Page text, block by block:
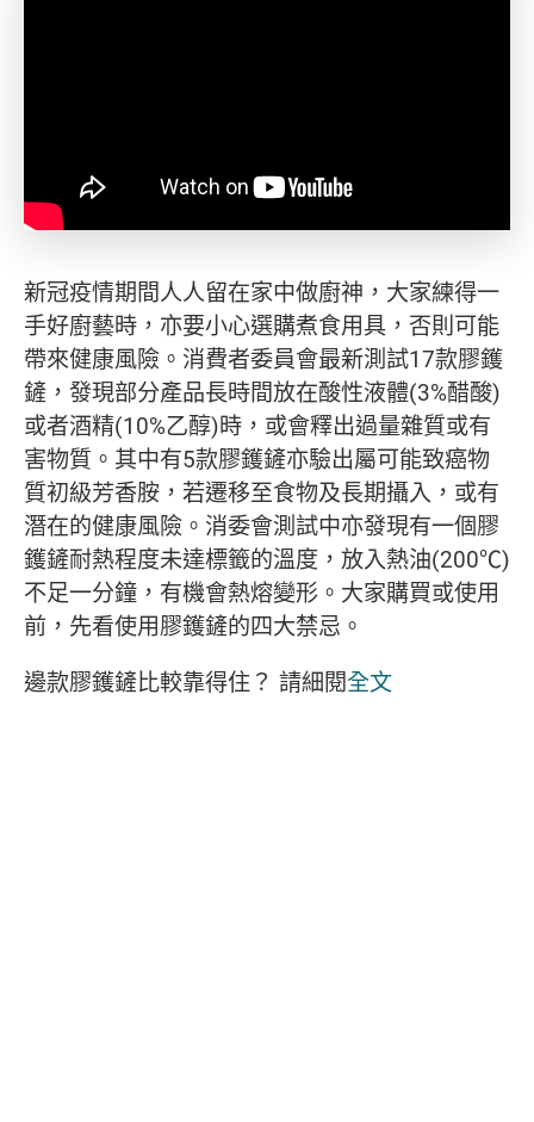
新冠疫情期間人人留在家中做廚神，大家練得一
手好廚藝時，亦要小心選購煮食用具，否則可能
帶來健康風險。消費者委員會最新測試17款膠鑊
鏟，發現部分產品長時間放在酸性液體(3%醋酸)
或者酒精(10%乙醇)時，或會釋出過量雜質或有
害物質。其中有5款膠鑊鏟亦驗出屬可能致癌物
質初級芳香胺，若遷移至食物及長期攝入，或有
潛在的健康風險。消委會測試中亦發現有一個膠
鑊鏟耐熱程度未達標籤的溫度，放入熱油(200℃)
不足一分鐘，有機會熱熔變形。大家購買或使用
前，先看使用膠鑊鏟的四大禁忌。
邊款膠鑊鏟比較靠得住？ 請細閱全文